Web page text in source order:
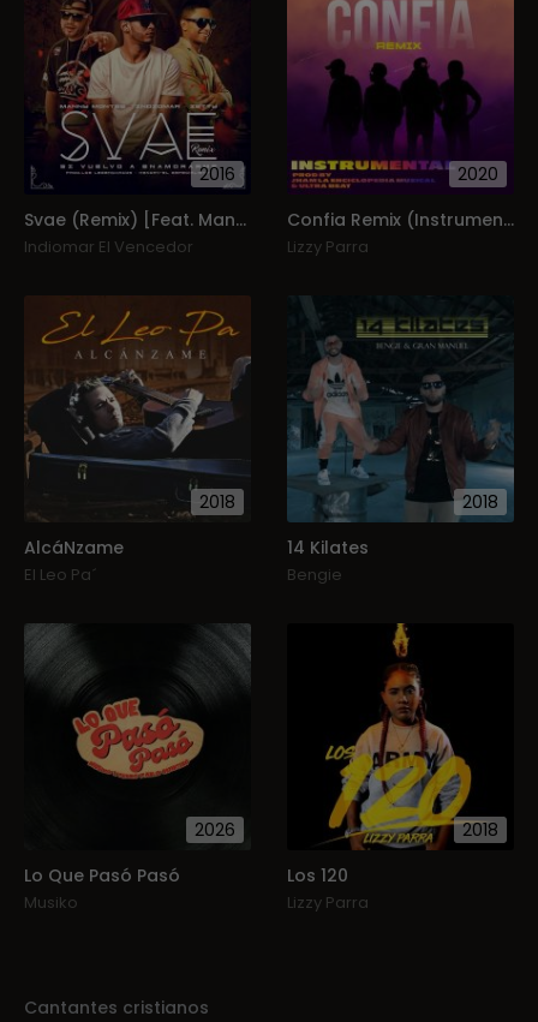
2016
Svae (Remix) [Feat. Manny Montes & Zetty] (Single)
Indiomar El Vencedor
2020
Confia Remix (Instrumental)
Lizzy Parra
2018
AlcáNzame
El Leo Pa´
2018
14 Kilates
Bengie
2026
Lo Que Pasó Pasó
Musiko
2018
Los 120
Lizzy Parra
Cantantes cristianos